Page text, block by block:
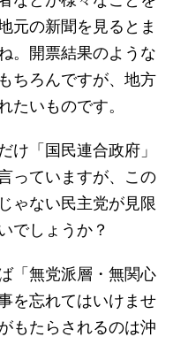
元の新聞を見るとま
。開票結果のような
ちろんですが、地方
たいものです。
け「国民連合政府」
っていますが、この
ゃない民主党が見限
でしょうか？
「無党派層・無関心
を忘れてはいけませ
もたらされるのは沖